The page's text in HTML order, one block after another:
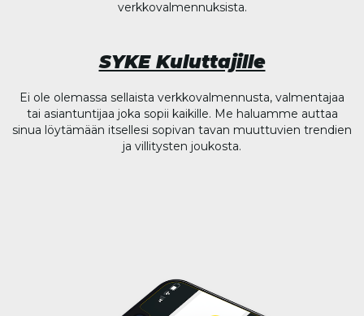
verkkovalmennuksista.
SYKE Kuluttajille
Ei ole olemassa sellaista verkkovalmennusta, valmentajaa
tai asiantuntijaa joka sopii kaikille. Me haluamme auttaa
sinua löytämään itsellesi sopivan tavan muuttuvien trendien
ja villitysten joukosta.